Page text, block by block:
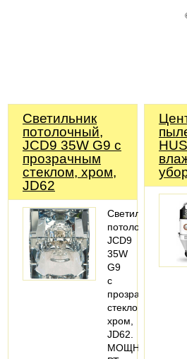
Светильник
потолочный,
JCD9 35W G9 с
прозрачным
стеклом, хром,
JD62
Светильник
потолочный-
JCD9
35W
G9
с
прозрачным
стеклом,
хром,
JD62.
МОЩНОСТЬ,